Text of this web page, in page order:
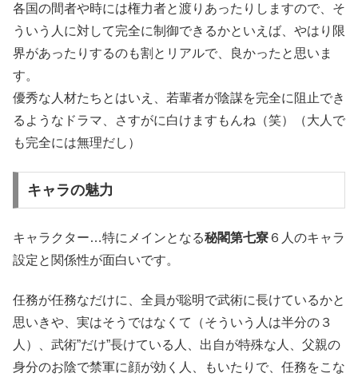
各国の間者や時には権力者と渡りあったりしますので、そ
ういう人に対して完全に制御できるかといえば、やはり限
界があったりするのも割とリアルで、良かったと思いま
す。
優秀な人材たちとはいえ、若輩者が陰謀を完全に阻止でき
るようなドラマ、さすがに白けますもんね（笑）（大人で
も完全には無理だし）
キャラの魅力
キャラクター…特にメインとなる秘閣第七寮 ６人のキャラ
設定と関係性が面白いです。
任務が任務なだけに、全員が聡明で武術に長けているかと
思いきや、実はそうではなくて（そういう人は半分の３
人）、武術”だけ”長けている人、出自が特殊な人、父親の
身分のお陰で禁軍に顔が効く人、もいたりで、任務をこな